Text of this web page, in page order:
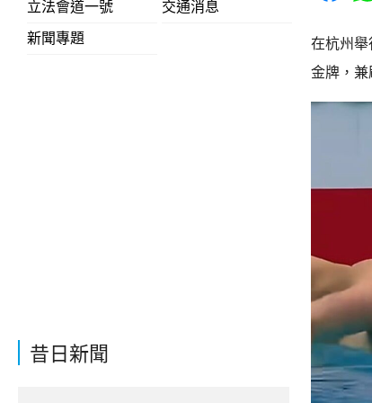
立法會道一號
交通消息
新聞專題
昔日新聞
在杭州
金牌，兼